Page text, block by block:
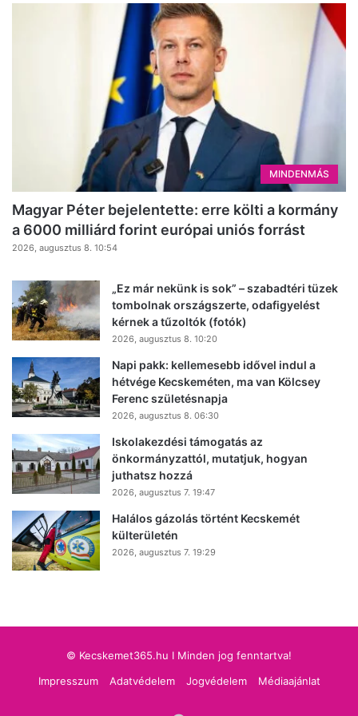
MINDENMÁS
Magyar Péter bejelentette: erre költi a kormány
a 6000 milliárd forint európai uniós forrást
2026, augusztus 8. 10:54
„Ez már nekünk is sok” – szabadtéri tüzek
tombolnak országszerte, odafigyelést
kérnek a tűzoltók (fotók)
2026, augusztus 8. 10:20
Napi pakk: kellemesebb idővel indul a
hétvége Kecskeméten, ma van Kölcsey
Ferenc születésnapja
2026, augusztus 8. 06:30
Iskolakezdési támogatás az
önkormányzattól, mutatjuk, hogyan
juthatsz hozzá
2026, augusztus 7. 19:47
Halálos gázolás történt Kecskemét
külterületén
2026, augusztus 7. 19:29
© Kecskemet365.hu I Minden jog fenntartva!
Impresszum
Adatvédelem Jogvédelem Médiaajánlat